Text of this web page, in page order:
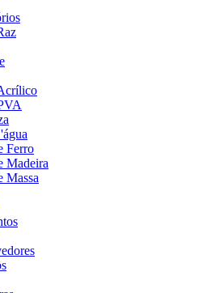
Ferro
Madeira
Massa